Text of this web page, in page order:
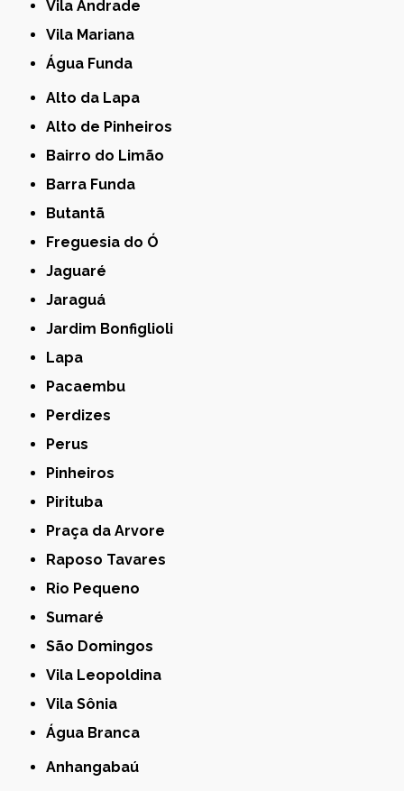
Vila Andrade
Vila Mariana
Água Funda
Alto da Lapa
Alto de Pinheiros
Bairro do Limão
Barra Funda
Butantã
Freguesia do Ó
Jaguaré
Jaraguá
Jardim Bonfiglioli
Lapa
Pacaembu
Perdizes
Perus
Pinheiros
Pirituba
Praça da Arvore
Raposo Tavares
Rio Pequeno
Sumaré
São Domingos
Vila Leopoldina
Vila Sônia
Água Branca
Anhangabaú